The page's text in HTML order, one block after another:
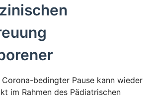
bedingter Pause kann wieder
im Rahmen des Pädiatrischen